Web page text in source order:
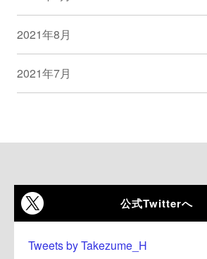
2021年8月
2021年7月
公式Twitterへ
Tweets by Takezume_H